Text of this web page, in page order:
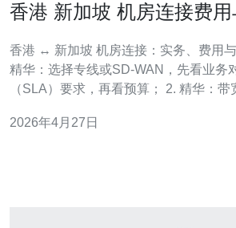
香港 新加坡 机房连接费
香港 ↔ 新加坡 机房连接：实务、费用与
精华：选择专线或SD-WAN，先看业务
（SLA）要求，再看预算； 2. 精华：带
余量； 3. 精华：费用分三档：经济（互
2026年4月27日